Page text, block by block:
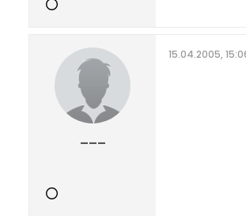
15.04.2005,